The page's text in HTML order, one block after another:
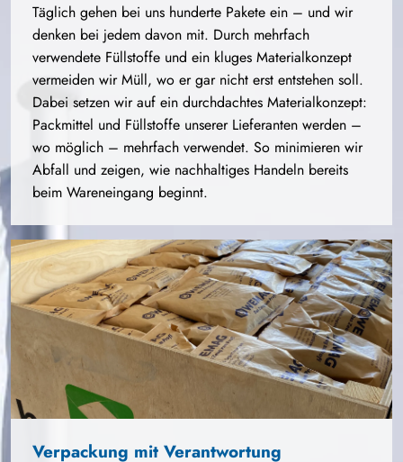
Täglich gehen bei uns hunderte Pakete ein – und wir
denken bei jedem davon mit. Durch mehrfach
verwendete Füllstoffe und ein kluges Materialkonzept
vermeiden wir Müll, wo er gar nicht erst entstehen soll.
Dabei setzen wir auf ein durchdachtes Materialkonzept:
Packmittel und Füllstoffe unserer Lieferanten werden –
wo möglich – mehrfach verwendet. So minimieren wir
Abfall und zeigen, wie nachhaltiges Handeln bereits
beim Wareneingang beginnt.
Verpackung mit Verantwortung